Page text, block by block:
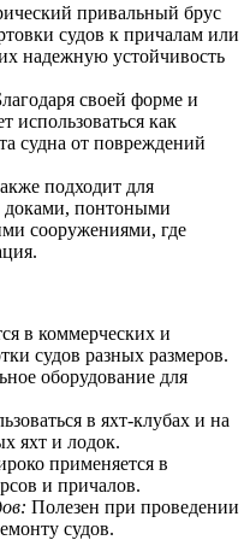
привальный брус
судов к причалам или
надежную устойчивость
своей форме и
использоваться как
судна от повреждений
подходит для
доками, понтоными
сооружениями, где
в коммерческих и
судов разных размеров.
оборудование для
в яхт-клубах и на
яхт и лодок.
применяется в
и причалов.
Полезен при проведении
судов.